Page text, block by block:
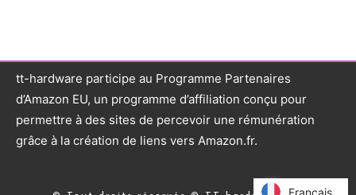
tt-hardware participe au Programme Partenaires
d’Amazon EU, un programme d’affiliation conçu pour
permettre à des sites de percevoir une rémunération
grâce à la création de liens vers Amazon.fr.
Français
Français